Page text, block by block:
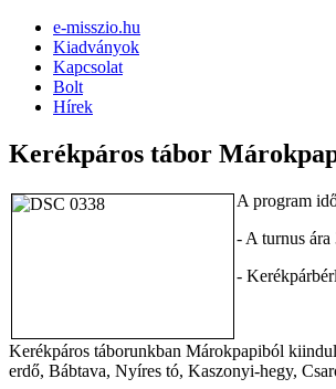
e-misszio.hu
Kiadványok
Kapcsolat
Bolt
Hírek
Kerékpáros tábor
A program
- A turnus
-
Kerékpáros táborunkban Márokpapiból
erdő, Bábtava, Nyíres tó, Kaszonyi-hegy,